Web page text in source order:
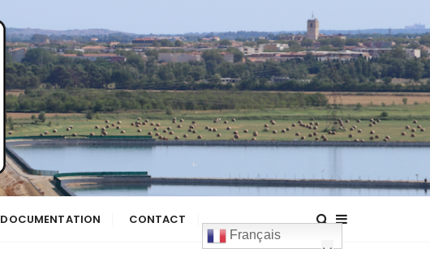
DOCUMENTATION CONTACT
Français